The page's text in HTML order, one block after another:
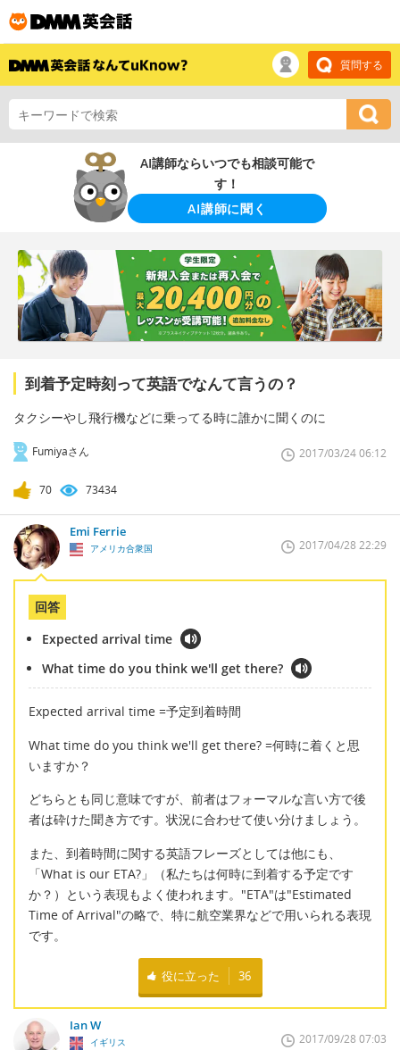
質問する
AI講師ならいつでも相談可能で
す！
AI講師に聞く
到着予定時刻って英語でなんて言うの？
タクシーやし飛行機などに乗ってる時に誰かに聞くのに
Fumiyaさん 2017/03/24 06:12
70 73434
Emi Ferrie
アメリカ合衆国 2017/04/28 22:29
回答
Expected arrival time
What time do you think we'll get there?
Expected arrival time =予定到着時間
What time do you think we'll get there? =何時に着くと思
いますか？
どちらとも同じ意味ですが、前者はフォーマルな言い方で後
者は砕けた聞き方です。状況に合わせて使い分けましょう。
また、到着時間に関する英語フレーズとしては他にも、
「What is our ETA?」（私たちは何時に到着する予定です
か？）という表現もよく使われます。"ETA"は"Estimated
Time of Arrival"の略で、特に航空業界などで用いられる表現
です。
役に立った 36
Ian W
イギリス 2017/09/28 07:03